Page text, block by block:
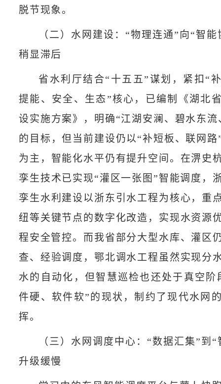
脱节现象。
（二）水网建设：“物理连通”向“智
稍显滞后
省水利厅结合“十五五”谋划，紧扣“
提能、安全、生态”核心，已编制《湖北
设实施方案》，明确“江湖安澜、碧水东流
的目标，但当前建设仍以“补短板、联网路
为主，智能化水平仍有提升空间。在淠史
孪生技术已实现“灌区一张图”智能调度，
孪生水利建设以浙东引水工程为核心，重
纽等关键节点的数字化改造，实现水资源
程安全管控‌。而我省部分大型水库、灌区
查、经验调度，鄂北调水工程虽然实现分
水的自动化，但智慧巡检也还处于真空阶
件硬、软件软”的现状，制约了现代水网
挥。
（三）水网调度中心：“数据汇集”到
升级缓慢